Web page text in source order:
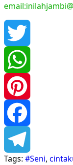
Twitter
WhatsApp
Pinterest
Facebook
Tags: #Seni,